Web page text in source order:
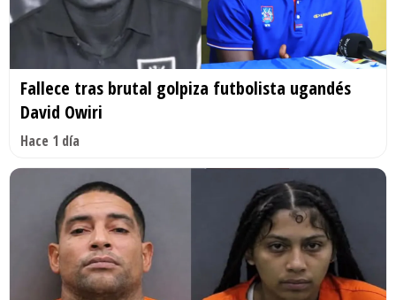
Fallece tras brutal golpiza futbolista ugandés
David Owiri
Hace 1 día